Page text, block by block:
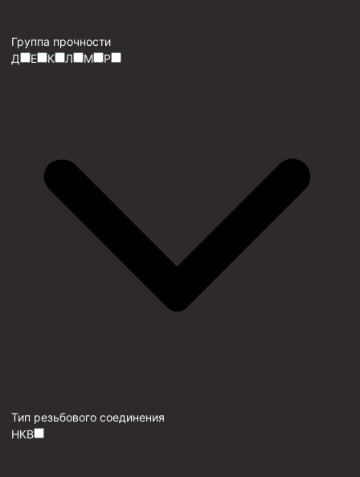
Группа прочности
Д
Е К Л М Р
Тип резьбового соединения
НКВ